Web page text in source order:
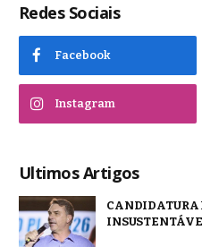
Redes Sociais
Facebook
Instagram
Ultimos Artigos
CANDIDATURA